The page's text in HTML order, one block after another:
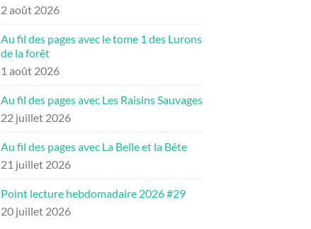
2 août 2026
Au fil des pages avec le tome 1 des Lurons
de la forêt
1 août 2026
Au fil des pages avec Les Raisins Sauvages
22 juillet 2026
Au fil des pages avec La Belle et la Bête
21 juillet 2026
Point lecture hebdomadaire 2026 #29
20 juillet 2026